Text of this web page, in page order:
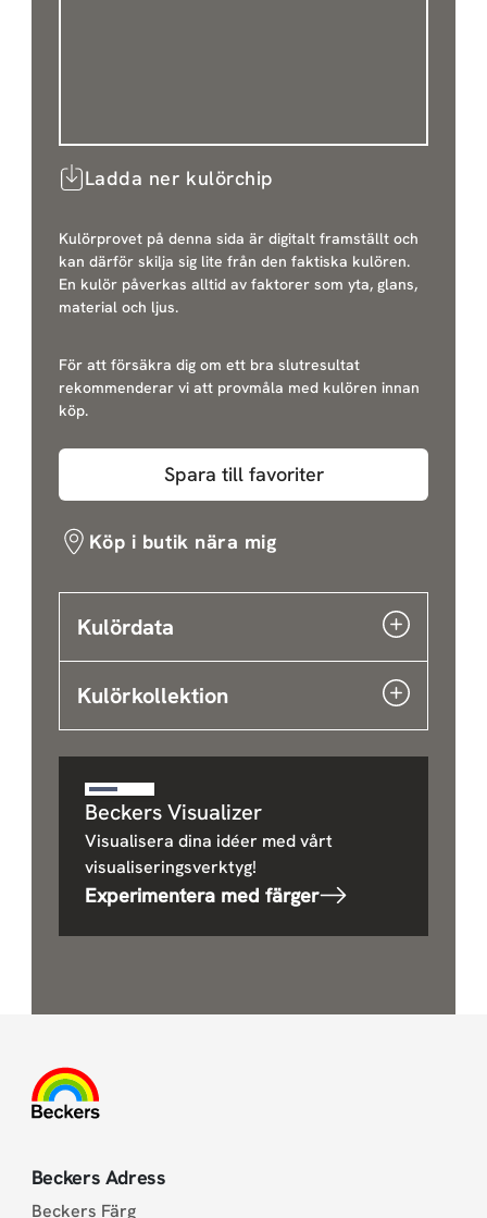
Ladda ner kulörchip
Kulörprovet på denna sida är digitalt framställt och
kan därför skilja sig lite från den faktiska kulören.
En kulör påverkas alltid av faktorer som yta, glans,
material och ljus.
För att försäkra dig om ett bra slutresultat
rekommenderar vi att provmåla med kulören innan
köp.
Spara till favoriter
Köp i butik nära mig
Kulördata
Kulörkollektion
Beckers Visualizer
Visualisera dina idéer med vårt
visualiseringsverktyg!
Experimentera med färger
Beckers Adress
Beckers Färg